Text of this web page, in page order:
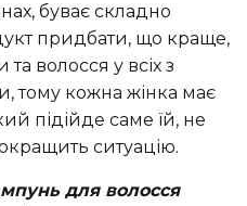
буває складно
придбати, що краще,
волосся у всіх з
тому кожна жінка має
підійде саме їй, не
ситуацію.
для волосся